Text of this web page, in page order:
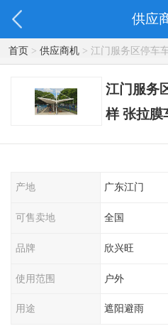
供应
首页> 供应商机> 江门服务区停车
江门服务
样 张拉膜
产地 广东江门
可售卖地 全国
品牌 欣兴旺
使用范围 户外
用途 遮阳避雨